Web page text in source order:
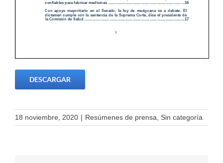
DESCARGAR
18 noviembre, 2020 | Resúmenes de prensa, Sin categoría